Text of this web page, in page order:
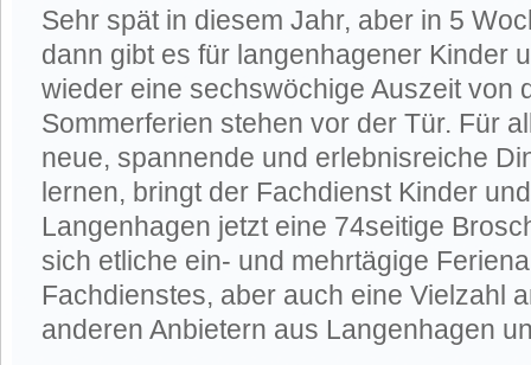
Sehr spät in diesem Jahr, aber in 5
dann gibt es für langenhagener Kinder
wieder eine sechswöchige Auszeit von
Sommerferien stehen vor der Tür. Für
neue, spannende und erlebnisreiche
lernen, bringt der Fachdienst Kinder
Langenhagen jetzt eine 74seitige
sich etliche ein- und mehrtägige
Fachdienstes, aber auch eine Vielzahl
anderen Anbietern aus Langenhagen